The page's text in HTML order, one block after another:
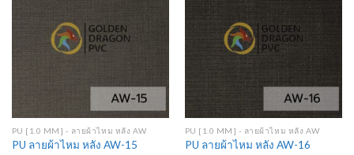
Wishlist
PU [1.0 MM] - ลายผ้าไหม หลัง AW
PU ลายผ้าไหม หลัง AW-15
Add to
Wishlist
PU [1.0 MM] - ลายผ้าไหม หลัง AW
PU ลายผ้าไหม หลัง AW-16